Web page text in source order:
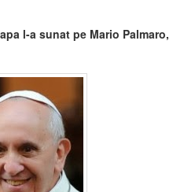
l-a sunat pe Mario Palmaro,